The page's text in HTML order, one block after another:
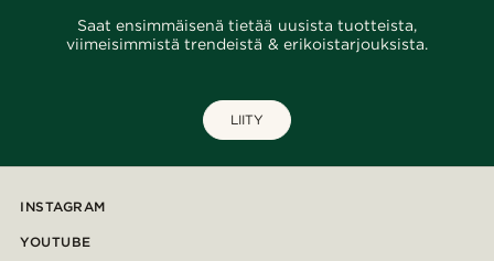
Saat ensimmäisenä tietää uusista tuotteista,
viimeisimmistä trendeistä & erikoistarjouksista.
LIITY
INSTAGRAM
YOUTUBE